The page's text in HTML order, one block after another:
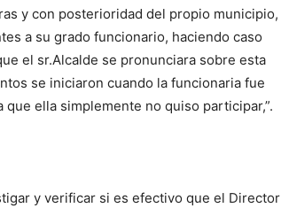
y con posterioridad del propio municipio,
a su grado funcionario, haciendo caso
el sr.Alcalde se pronunciara sobre esta
se iniciaron cuando la funcionaria fue
ella simplemente no quiso participar,”.
y verificar si es efectivo que el Director